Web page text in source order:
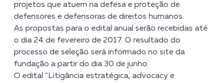
projetos que atuem na defesa e proteção de
defensores e defensoras de direitos humanos.
As propostas para o edital anual serão recebidas até
o dia 24 de fevereiro de 2017. O resultado do
processo de seleção será informado no site da
fundação a partir do dia 30 de junho.
O edital “Litigância estratégica, advocacy e